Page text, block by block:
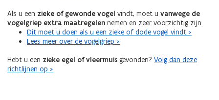
Als u een zieke of gewonde vogel vindt, moet u vanwege de
vogelgriep extra maatregelen nemen en zeer voorzichtig zijn.
Dit moet u doen als u een zieke of dode vogel vindt >
Lees meer over de vogelgriep >
Hebt u een zieke egel of vleermuis gevonden? Volg dan deze
richtlijnen op >